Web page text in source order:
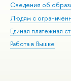
Сведения об
Людям с
Единая платежная
Работа в Вышке